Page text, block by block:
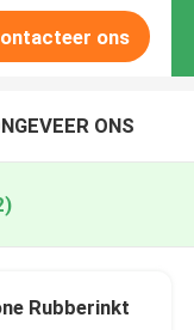
ons
ONS
Rubberinkt